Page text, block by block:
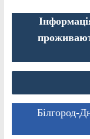
Білгород-